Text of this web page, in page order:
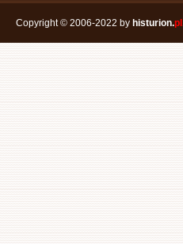
Copyright © 2006-2022 by histurion.pl